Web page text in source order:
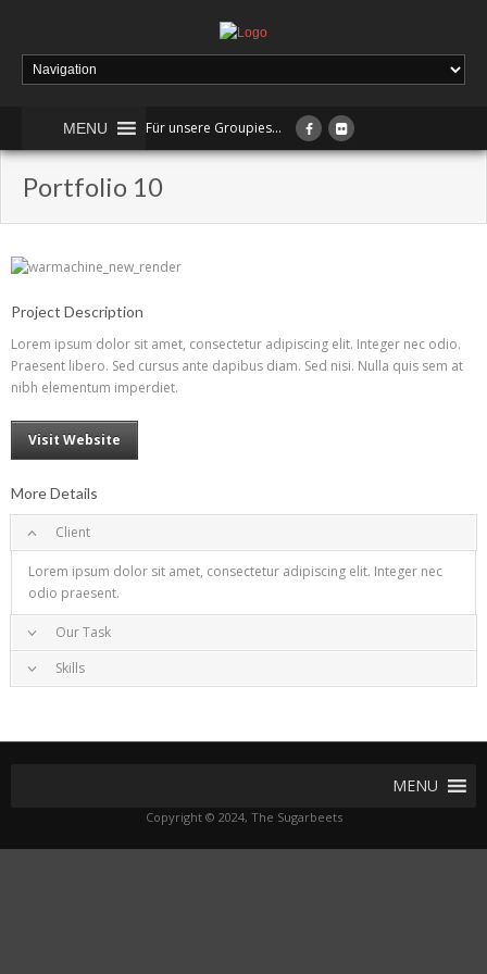
MENU Für unsere Groupies...
Portfolio 10
Project Description
Lorem ipsum dolor sit amet, consectetur adipiscing elit. Integer nec odio.
Praesent libero. Sed cursus ante dapibus diam. Sed nisi. Nulla quis sem at
nibh elementum imperdiet.
Visit Website
More Details
Client
Lorem ipsum dolor sit amet, consectetur adipiscing elit. Integer nec
odio praesent.
Our Task
Project completed on Duis sagittis ipsum. Praesent mauris. Fusce nec
tellus sed augue semper porta. Mauris massa. Vestibulum lacinia arcu
Skills
MENU
Copyright © 2024, The Sugarbeets